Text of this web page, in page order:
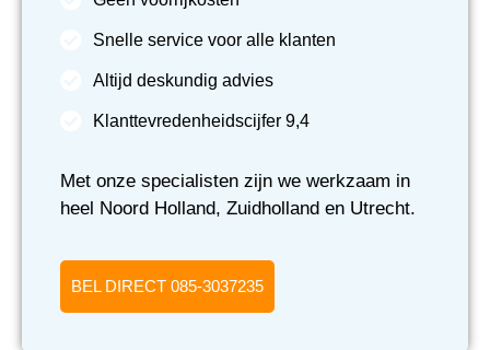
Snelle service voor alle klanten
Altijd deskundig advies
Klanttevredenheidscijfer 9,4
Met onze specialisten zijn we werkzaam in
heel Noord Holland, Zuidholland en Utrecht.
BEL DIRECT 085-3037235